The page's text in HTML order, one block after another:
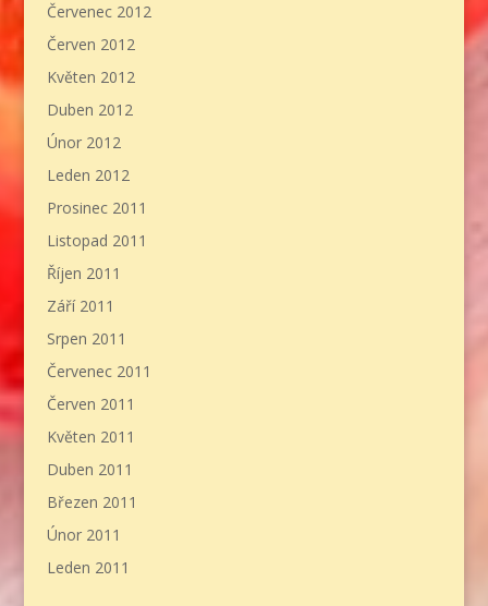
Červenec 2012
Červen 2012
Květen 2012
Duben 2012
Únor 2012
Leden 2012
Prosinec 2011
Listopad 2011
Říjen 2011
Září 2011
Srpen 2011
Červenec 2011
Červen 2011
Květen 2011
Duben 2011
Březen 2011
Únor 2011
Leden 2011